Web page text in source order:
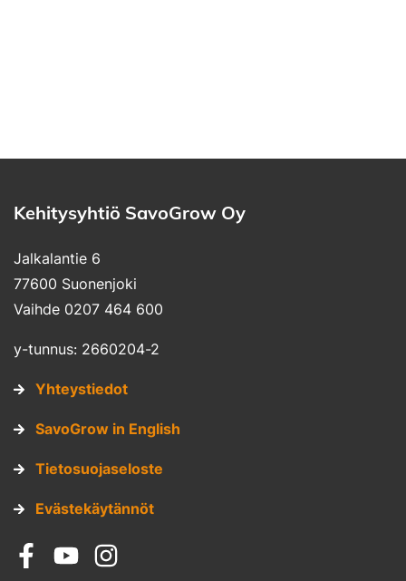
Kehitysyhtiö SavoGrow Oy
Jalkalantie 6
77600 Suonenjoki
Vaihde 0207 464 600
y-tunnus: 2660204-2
Yhteystiedot
SavoGrow in English
Tietosuojaseloste
Evästekäytännöt
Sosiaalinen media: facebook
Sosiaalinen media: youtube
Sosiaalinen media: instagram